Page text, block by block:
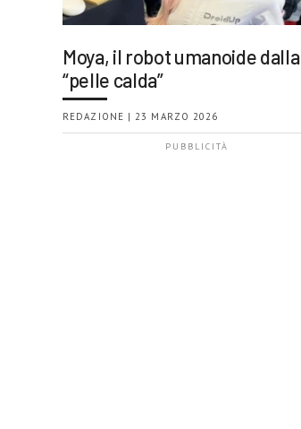
Moya, il robot umanoide dalla
“pelle calda”
REDAZIONE | 23 MARZO 2026